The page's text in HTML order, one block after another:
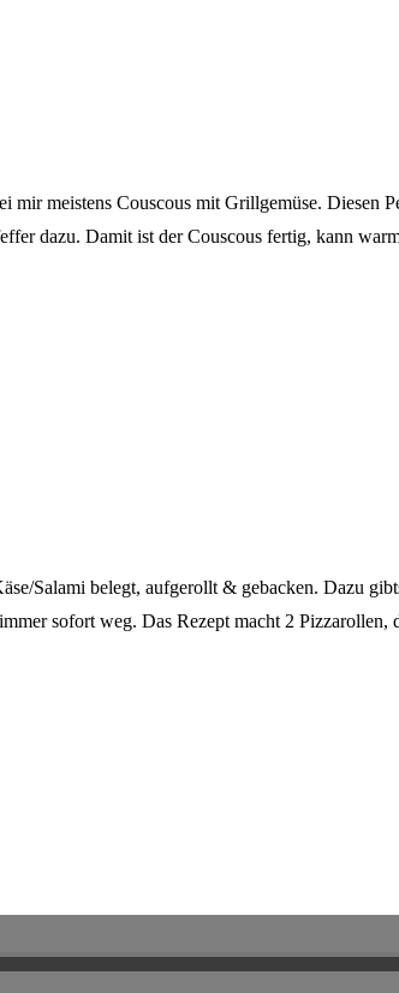
meistens Couscous mit Grillgemüse. Diesen
dazu. Damit ist der Couscous fertig, kann
Salami belegt, aufgerollt & gebacken. Dazu
sofort weg. Das Rezept macht 2 Pizzarollen,